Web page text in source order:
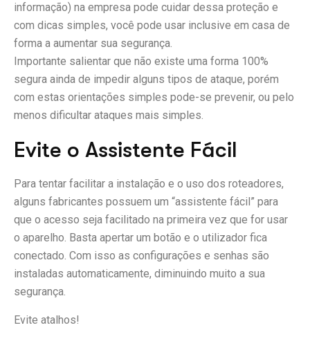
informação) na empresa pode cuidar dessa proteção e
com dicas simples, você pode usar inclusive em casa de
forma a aumentar sua segurança.
Importante salientar que não existe uma forma 100%
segura ainda de impedir alguns tipos de ataque, porém
com estas orientações simples pode-se prevenir, ou pelo
menos dificultar ataques mais simples.
Evite o Assistente Fácil
Para tentar facilitar a instalação e o uso dos roteadores,
alguns fabricantes possuem um “assistente fácil” para
que o acesso seja facilitado na primeira vez que for usar
o aparelho. Basta apertar um botão e o utilizador fica
conectado. Com isso as configurações e senhas são
instaladas automaticamente, diminuindo muito a sua
segurança.
Evite atalhos!